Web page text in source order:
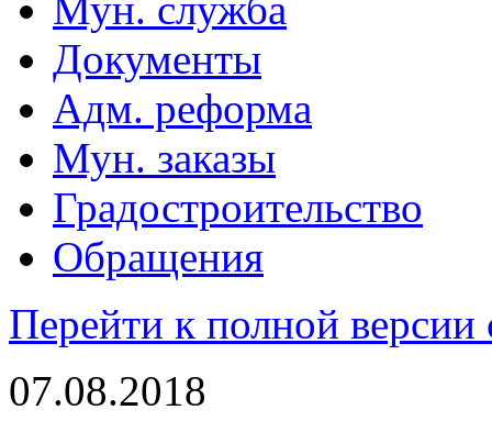
Документы
Адм. реформа
Мун. заказы
Градостроительство
Обращения
Перейти к полной версии
07.08.2018